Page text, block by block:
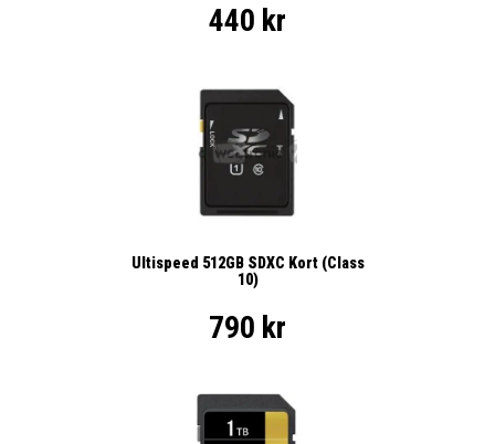
440 kr
Ultispeed 512GB SDXC Kort (Class
10)
790 kr